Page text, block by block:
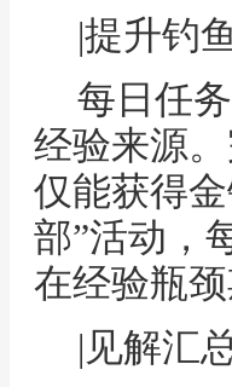
|提升钓
每日任
经验来源
仅能获得
部”活动，
在经验瓶颈
|见解汇